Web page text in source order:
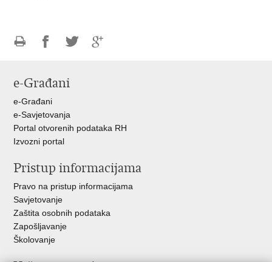
FacebookuTwitteru
e-Građani
e-Građani
e-Savjetovanja
Portal otvorenih podataka RH
Izvozni portal
Pristup informacijama
Pravo na pristup informacijama
Savjetovanje
Zaštita osobnih podataka
Zapošljavanje
Školovanje